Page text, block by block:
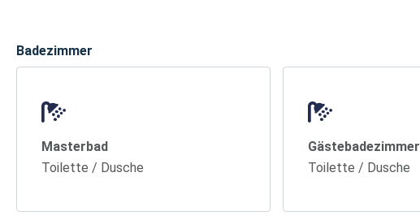
Badezimmer
Masterbad
Toilette / Dusche
Gästebadezimmer
Toilette / Dusche